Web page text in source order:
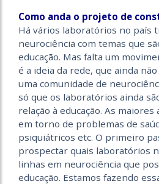
Como anda o projeto de
Há vários laboratórios no país
neurociência com temas que
educação. Mas falta um
é a ideia da rede, que ainda
uma comunidade de
só que os laboratórios ainda
relação à educação. As maiores
em torno de problemas de
psiquiátricos etc. O primeiro
prospectar quais laboratórios
linhas em neurociência que
educação. Estamos fazendo